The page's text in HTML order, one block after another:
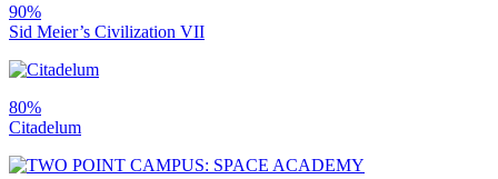
90%
Sid Meier’s Civilization VII
80%
Citadelum